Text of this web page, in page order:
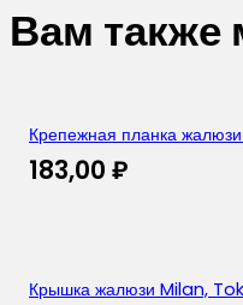
Вам также
Крепежная планка
183,00 ₽
Крышка жалюзи Milan,